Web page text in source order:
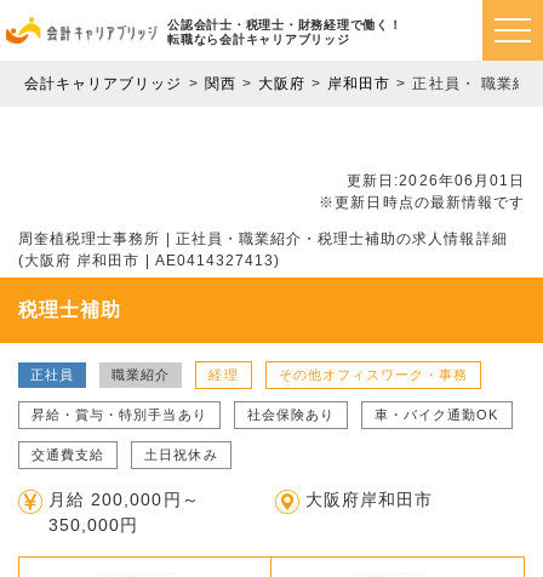
公認会計士・税理士・財務経理で働く！
転職なら会計キャリアブリッジ
会計キャリアブリッジ 関西 大阪府 岸和田市 正社員・ 職業紹
更新日:2026年06月01日
※更新日時点の最新情報です
周奎植税理士事務所 | 正社員・職業紹介・税理士補助の求人情報詳細
(大阪府 岸和田市 | AE0414327413)
税理士補助
正社員 職業紹介 経理 その他オフィスワーク・事務
昇給・賞与・特別手当あり 社会保険あり 車・バイク通勤OK
交通費支給 土日祝休み
月給 200,000円～
350,000円
大阪府岸和田市